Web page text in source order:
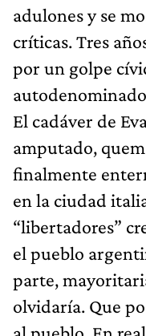
adulones y se
críticas. Tres
por un golpe
autodenominado
El cadáver de
amputado,
finalmente
en la ciudad
“libertadores”
el pueblo
parte,
olvidaría. Que